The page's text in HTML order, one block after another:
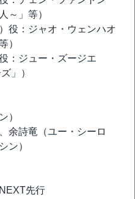
～」等）
役：ジャオ・ウェンハオ
）
：ジュー・ズージエ
」）
）
余詩竜（ユー・シーロ
ン）
先行